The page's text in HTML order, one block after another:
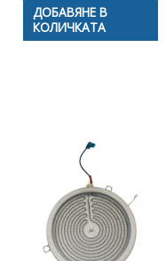
ДОБАВЯНЕ В
КОЛИЧКАТА